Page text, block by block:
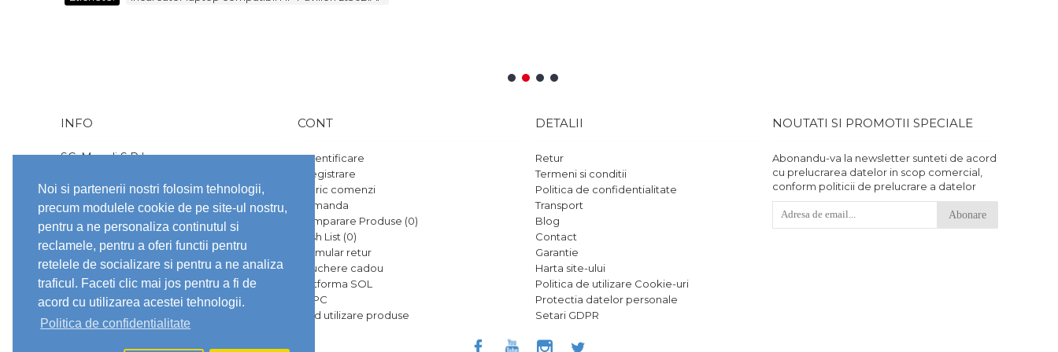
Noi si partenerii nostri folosim tehnologii,
precum modulele cookie de pe site-ul nostru,
pentru a ne personaliza continutul si
reclamele, pentru a oferi functii pentru
retelele de socializare si pentru a ne analiza
traficul. Faceti clic mai jos pentru a fi de
acord cu utilizarea acestei tehnologii.
Politica de confidentialitate
1
2 3 4
INFO
SC. Mozeli S.R.L
Nr. ord. reg. com.: J23/2102/2024
str. 1 Decembrie, nr. 165, vila 2
Tunari, Ilfov
office@laptopware.ro
0741752451
Brandurile prezentate pe site sunt
marci inregistrate ale proprietarilor lor.
Toate preturile afisate pe site sunt
exprimate in LEI.
CONT
Autentificare
Înregistrare
Istoric comenzi
Comanda
Comparare Produse (0)
Wish List (0)
Formular retur
Vouchere cadou
Platforma SOL
ANPC
Ghid utilizare produse
DETALII
Retur
Termeni si conditii
Politica de confidentialitate
Transport
Blog
Contact
Garantie
Harta site-ului
Politica de utilizare Cookie-uri
Protectia datelor personale
Setari GDPR
NOUTATI SI PROMOTII SPECIALE
Abonandu-va la newsletter sunteti de acord
cu prelucrarea datelor in scop comercial,
conform politicii de prelucrare a datelor
Abonare